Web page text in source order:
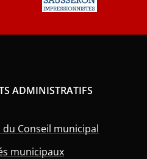
ADMINISTRATIFS
Conseil municipal
municipaux